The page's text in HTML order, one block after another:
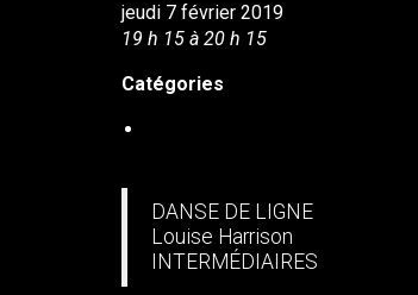
jeudi 7 février 2019
19 h 15 à 20 h 15
Catégories
DANSE DE LIGNE
Louise Harrison
INTERMÉDIAIRES